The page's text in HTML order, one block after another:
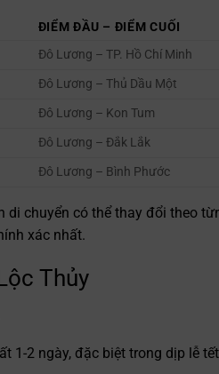
ĐIỂM ĐẦU – ĐIỂM CUỐI
Đô Lương – TP. Hồ Chí Minh
Đô Lương – Thủ Dầu Một
Đô Lương – Kon Tum
Đô Lương – Đắk Lắk
Đô Lương – Bình Phước
di chuyển có thể thay đổi theo
xác nhất.
Thủy
1-2 ngày, đặc biệt trong dịp lễ